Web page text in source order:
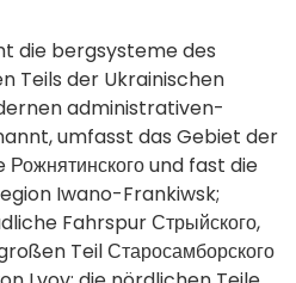
die bergsysteme des
Teils der Ukrainischen
administrativen-
umfasst das Gebiet der
und fast die
Iwano-Frankiwsk;
Fahrspur Стрыйского,
Teil Старосамборского